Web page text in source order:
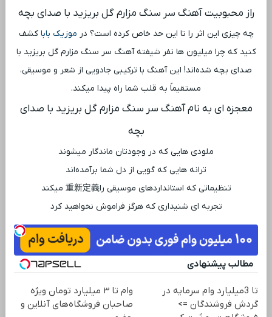
راز محبوبیت آهنگ سر سنگ مزارم گل بریزید با صدای بچه
چه چیزی این اثر را تا این حد خاص کرده است؟ در موزیک بابا کشف
کنید که چرا میلیون‌ ها نفر شیفته آهنگ سر سنگ مزارم گل بریزید با
صدای بچه شده‌اند! این آهنگ با ترکیبی جادویی از شعر و موسیقی،
مستقیماً به قلب شما راه پیدا میکند.
معجزه ‌ای به نام آهنگ سر سنگ مزارم گل بریزید با صدای
بچه
ملودی ‌هایی که در وجودتان ماندگار میشوند
ترانه ‌هایی که گویی از دل شما برآمده‌اند
تنظیماتی که استانداردهای موسیقی را重新定義 میکند
تجربه ‌ای شنیداری که هرگز فراموش نخواهید کرد
مطالب پیشنهادی
تا 3میلیارد وام سرمایه در
گردش فروشندگان =>
وام تا ۳ میلیارد تومان ویژه
صاحبان فروشگاه‌های آنلاین و